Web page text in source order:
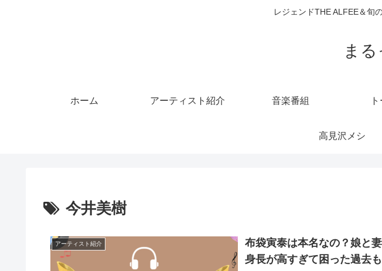
レジェンドTHE ALFEE＆旬
ま
ホーム アーティスト紹介 音楽番組
高見沢メシ
今井美樹
アーティスト紹介
布袋寅泰は本名なの？娘と
身長が高すぎて困った過去も